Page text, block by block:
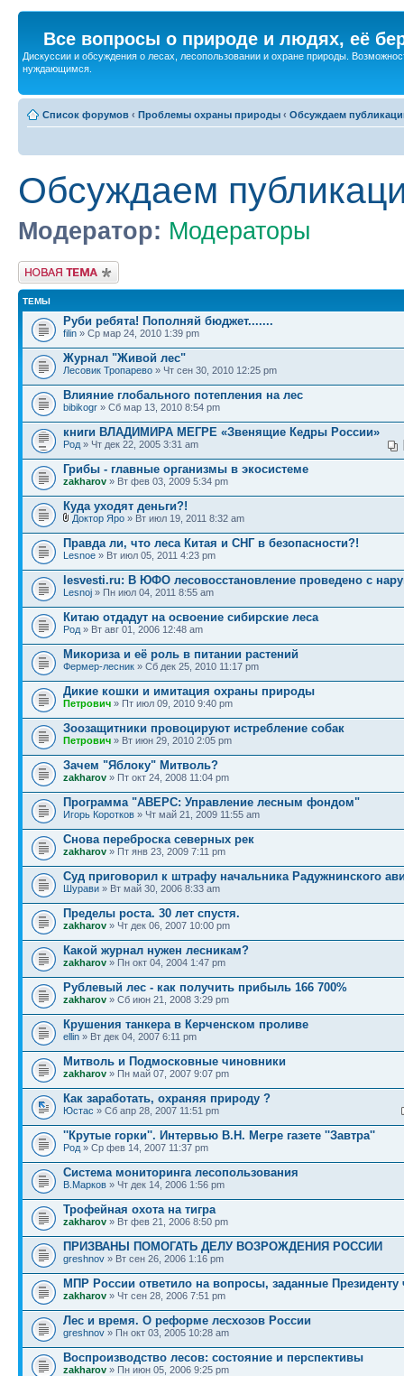
Все вопросы о природе и людях, её
Дискуссии и обсуждения о лесах, лесопользовании и охране природы.
нуждающимся.
Список форумов ‹ Проблемы охраны природы ‹ Обсуждаем
Обсуждаем
Модератор: Модераторы
Новая тема
ТЕМЫ
Руби ребята! Пополняй бюджет.......
filin » Ср мар 24, 2010 1:39 pm
Журнал "Живой лес"
Лесовик Тропарево » Чт сен 30, 2010 12:25 pm
Влияние глобального потепления на лес
bibikogr » Сб мар 13, 2010 8:54 pm
книги ВЛАДИМИРА МЕГРЕ «Звенящие Кедры России»
Род » Чт дек 22, 2005 3:31 am
Грибы - главные организмы в экосистеме
zakharov » Вт фев 03, 2009 5:34 pm
Куда уходят деньги?!
Доктор Яро » Вт июл 19, 2011 8:32 am
Правда ли, что леса Китая и СНГ в безопасности?!
Lesnoe » Вт июл 05, 2011 4:23 pm
lesvesti.ru: В ЮФО лесовосстановление проведено с
Lesnoj » Пн июл 04, 2011 8:55 am
Китаю отдадут на освоение сибирские леса
Род » Вт авг 01, 2006 12:48 am
Микориза и её роль в питании растений
Фермер-лесник » Сб дек 25, 2010 11:17 pm
Дикие кошки и имитация охраны природы
Петрович » Пт июл 09, 2010 9:40 pm
Зоозащитники провоцируют истребление собак
Петрович » Вт июн 29, 2010 2:05 pm
Зачем "Яблоку" Митволь?
zakharov » Пт окт 24, 2008 11:04 pm
Программа "АВЕРС: Управление лесным фондом"
Игорь Коротков » Чт май 21, 2009 11:55 am
Снова переброска северных рек
zakharov » Пт янв 23, 2009 7:11 pm
Суд приговорил к штрафу начальника Радужнинского
Шурави » Вт май 30, 2006 8:33 am
Пределы роста. 30 лет спустя.
zakharov » Чт дек 06, 2007 10:00 pm
Какой журнал нужен лесникам?
zakharov » Пн окт 04, 2004 1:47 pm
Рублевый лес - как получить прибыль 166 700%
zakharov » Сб июн 21, 2008 3:29 pm
Крушения танкера в Керченском проливе
ellin » Вт дек 04, 2007 6:11 pm
Митволь и Подмосковные чиновники
zakharov » Пн май 07, 2007 9:07 pm
Как заработать, охраняя природу ?
Юстас » Сб апр 28, 2007 11:51 pm
''Крутые горки''. Интервью В.Н. Мегре газете ''Завтра''
Род » Ср фев 14, 2007 11:37 pm
Система мониторинга лесопользования
В.Марков » Чт дек 14, 2006 1:56 pm
Трофейная охота на тигра
zakharov » Вт фев 21, 2006 8:50 pm
ПРИЗВАНЫ ПОМОГАТЬ ДЕЛУ ВОЗРОЖДЕНИЯ РОССИИ
greshnov » Вт сен 26, 2006 1:16 pm
МПР России ответило на вопросы, заданные Президенту
zakharov » Чт сен 28, 2006 7:51 pm
Лес и время. О реформе лесхозов России
greshnov » Пн окт 03, 2005 10:28 am
Воспроизводство лесов: состояние и перспективы
zakharov » Пн июн 05, 2006 9:25 pm